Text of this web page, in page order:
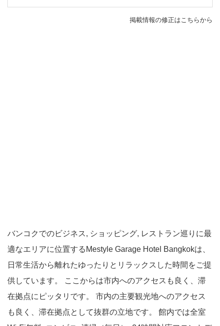
掲載情報の修正はこちらから
バンコクでのビジネス, ショッピング, レストラン巡りに最
適なエリアに位置するMestyle Garage Hotel Bangkokは、
日常生活から離れたゆったりとリラックスした時間をご提
供しています。 ここからは市内へのアクセスも良く、滞
在拠点にピッタリです。 市内の主要観光地へのアクセス
も良く、滞在拠点として抜群の立地です。 館内では全室